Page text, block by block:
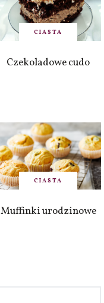
CIASTA
Czekoladowe cudo
CIASTA
Muffinki urodzinowe